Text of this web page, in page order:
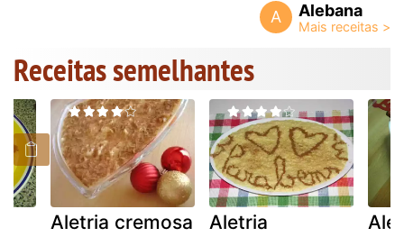
A Alebana
Receitas semelhantes
Aletria cremosa Aletria